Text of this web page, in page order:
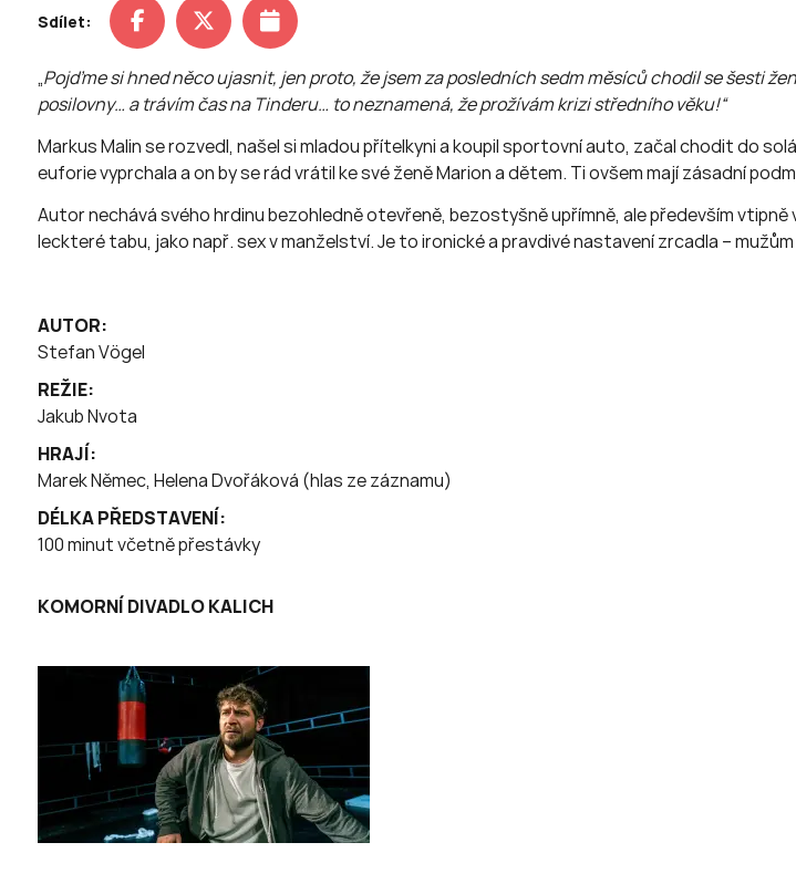
Sdílet:
„Pojďme si hned něco ujasnit, jen proto, že jsem za posledních sedm měsíců chodil se šesti
posilovny… a trávím čas na Tinderu… to neznamená, že prožívám krizi středního věku!“
Markus Malin se rozvedl, našel si mladou přítelkyni a koupil sportovní auto, začal chodit do
euforie vyprchala a on by se rád vrátil ke své ženě Marion a dětem. Ti ovšem mají zásadní
Autor nechává svého hrdinu bezohledně otevřeně, bezostyšně upřímně, ale především
leckteré tabu, jako např. sex v manželství. Je to ironické a pravdivé nastavení zrcadla – mužům
AUTOR:
Stefan Vögel
REŽIE:
Jakub Nvota
HRAJÍ:
Marek Němec, Helena Dvořáková (hlas ze záznamu)
DÉLKA PŘEDSTAVENÍ:
100 minut včetně přestávky
KOMORNÍ DIVADLO KALICH